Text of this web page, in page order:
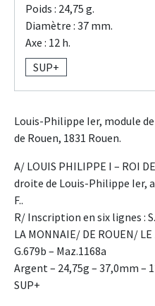
Poids : 24,75 g.
Diamètre : 37 mm.
Axe : 12 h.
SUP+
Louis-Philippe Ier, module
de Rouen, 1831 Rouen.
A/ LOUIS PHILIPPE I – ROI
droite de Louis-Philippe Ier,
F..
R/ Inscription en six lignes :
LA MONNAIE/ DE ROUEN/
G.679b – Maz.1168a
Argent – 24,75g – 37,0mm –
SUP+